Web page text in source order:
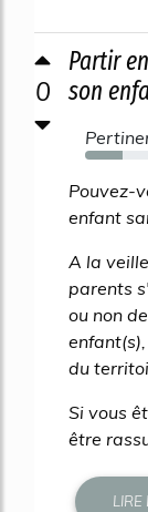
0
Partir
son
49%
Pouvez-
enfant
A la
parents
ou non
du
Si vous
être
LIRE